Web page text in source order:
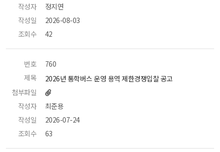
작성자
정지연
작성일
2026-08-03
조회수
42
번호
760
제목
2026년 통학버스 운영 용역 제한경쟁입찰 공고
첨부파일
작성자
최준용
작성일
2026-07-24
조회수
63